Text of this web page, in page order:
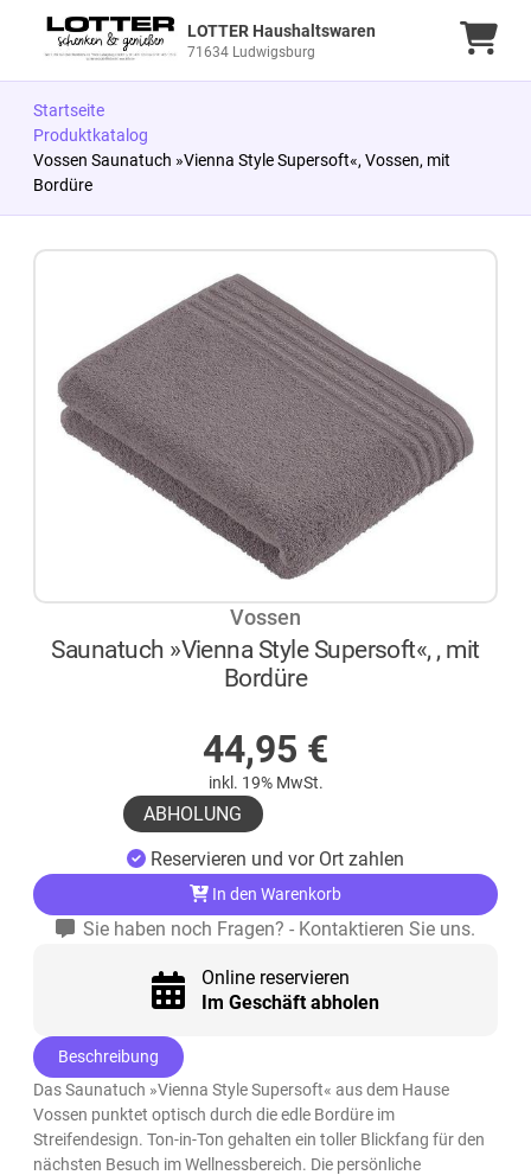
LOTTER Haushaltswaren
71634 Ludwigsburg
Startseite
Produktkatalog
Vossen Saunatuch »Vienna Style Supersoft«, Vossen, mit
Bordüre
Vossen
Saunatuch »Vienna Style Supersoft«, , mit
Bordüre
44,95 €
inkl. 19% MwSt.
ABHOLUNG
Reservieren und vor Ort zahlen
In den Warenkorb
Sie haben noch Fragen? - Kontaktieren Sie uns.
Online reservieren
Im Geschäft abholen
Beschreibung
Das Saunatuch »Vienna Style Supersoft« aus dem Hause
Vossen punktet optisch durch die edle Bordüre im
Streifendesign. Ton-in-Ton gehalten ein toller Blickfang für den
nächsten Besuch im Wellnessbereich. Die persönliche